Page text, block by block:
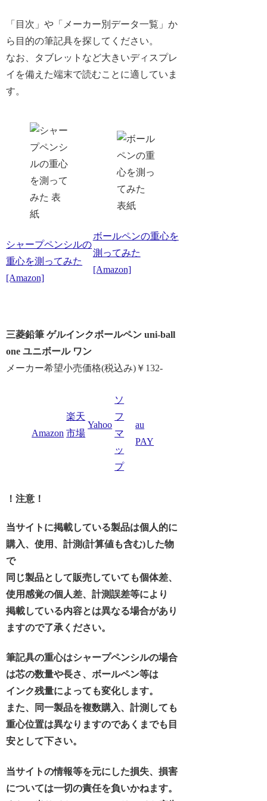
「目次」や「メーカー別データ一覧」か
ら目的の筆記具を探してください。
なお、タブレットなど大きいディスプレ
イを備えた端末で読むことに適していま
す。
シャープペンシルの
重心を測ってみた
[Amazon]
ボールペンの重心を
測ってみた
[Amazon]
三菱鉛筆 ゲルインクボールペン uni-ball
one ユニボール ワン
メーカー希望小売価格(税込み)￥132-
Amazon
楽天
市場
Yahoo
ソ
フ
マ
ッ
プ
au
PAY
！注意！
当サイトに掲載している製品は個人的に
購入、使用、計測(計算値も含む)した物
で
同じ製品として販売していても個体差、
使用感覚の個人差、計測誤差等により
掲載している内容とは異なる場合があり
ますので了承ください。
筆記具の重心はシャープペンシルの場合
は芯の数量や長さ、ボールペン等は
インク残量によっても変化します。
また、同一製品を複数購入、計測しても
重心位置は異なりますのであくまでも目
安として下さい。
当サイトの情報等を元にした損失、損害
については一切の責任を負いかねます。